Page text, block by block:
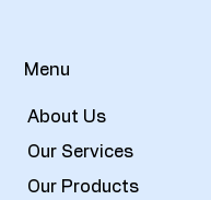
Menu
About Us
Our Services
Our Products